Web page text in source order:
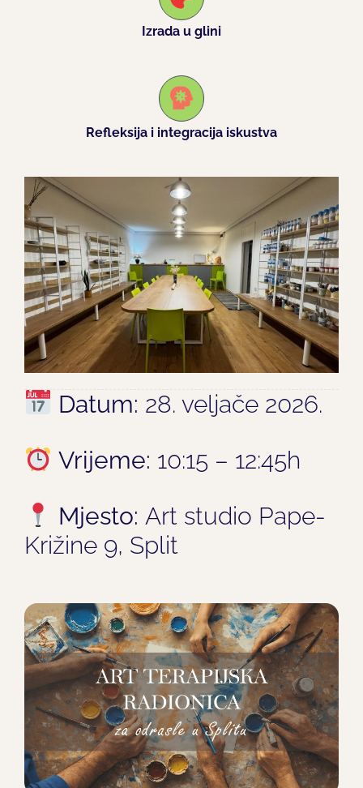
Izrada u glini
Refleksija i integracija iskustva
Datum: 28. veljače 2026.
Vrijeme: 10:15 – 12:45h
Mjesto: Art studio Pape-
Križine 9, Split